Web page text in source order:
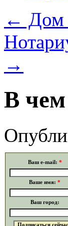
← Дом
→
В чем
Ваш e-mail: *
Ваше имя: *
Ваш город: